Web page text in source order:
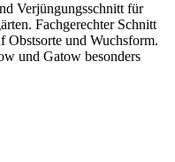
Verjüngungsschnitt für
Fachgerechter Schnitt
Obstsorte und Wuchsform.
und Gatow besonders